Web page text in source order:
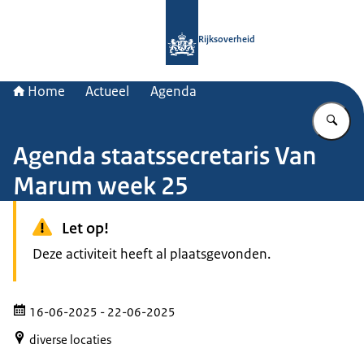
Rijksoverheid
Home Actueel Agenda
Agenda staatssecretaris Van
Marum week 25
Let op!
Deze activiteit heeft al plaatsgevonden.
16-06-2025 - 22-06-2025
diverse locaties